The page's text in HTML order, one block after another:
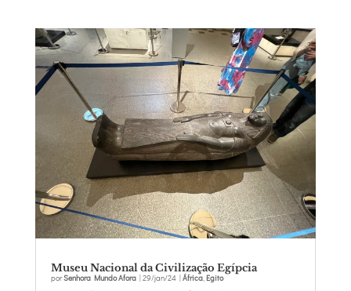
Museu Nacional da Civilização Egípcia
porSenhora Mundo Afora| 29/jan/24| África, Egito